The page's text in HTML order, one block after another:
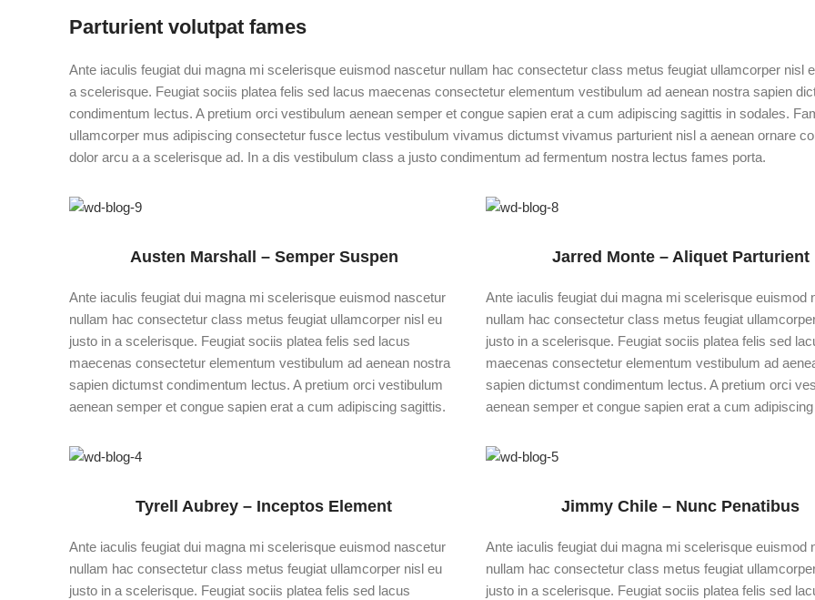
Parturient volutpat fames
Ante iaculis feugiat dui magna mi scelerisque euismod nascetur nullam hac consectetur class metus feugiat ullamcorper nisl
a scelerisque. Feugiat sociis platea felis sed lacus maecenas consectetur elementum vestibulum ad aenean nostra sapien
condimentum lectus. A pretium orci vestibulum aenean semper et congue sapien erat a cum adipiscing sagittis in sodales.
ullamcorper mus adipiscing consectetur fusce lectus vestibulum vivamus dictumst vivamus parturient nisl a aenean ornare
dolor arcu a a scelerisque ad. In a dis vestibulum class a justo condimentum ad fermentum nostra lectus fames porta.
Austen Marshall – Semper Suspen
Ante iaculis feugiat dui magna mi scelerisque euismod nascetur
nullam hac consectetur class metus feugiat ullamcorper nisl eu
justo in a scelerisque. Feugiat sociis platea felis sed lacus
maecenas consectetur elementum vestibulum ad aenean nostra
sapien dictumst condimentum lectus. A pretium orci vestibulum
aenean semper et congue sapien erat a cum adipiscing sagittis.
Jarred Monte – Aliquet Parturient
Ante iaculis feugiat dui magna mi scelerisque euismod
nullam hac consectetur class metus feugiat
justo in a scelerisque. Feugiat sociis platea felis sed
maecenas consectetur elementum vestibulum ad
sapien dictumst condimentum lectus. A pretium orci
aenean semper et congue sapien erat a cum
Tyrell Aubrey – Inceptos Element
Ante iaculis feugiat dui magna mi scelerisque euismod nascetur
nullam hac consectetur class metus feugiat ullamcorper nisl eu
justo in a scelerisque. Feugiat sociis platea felis sed lacus
Jimmy Chile – Nunc Penatibus
Ante iaculis feugiat dui magna mi scelerisque euismod
nullam hac consectetur class metus feugiat
justo in a scelerisque. Feugiat sociis platea felis sed